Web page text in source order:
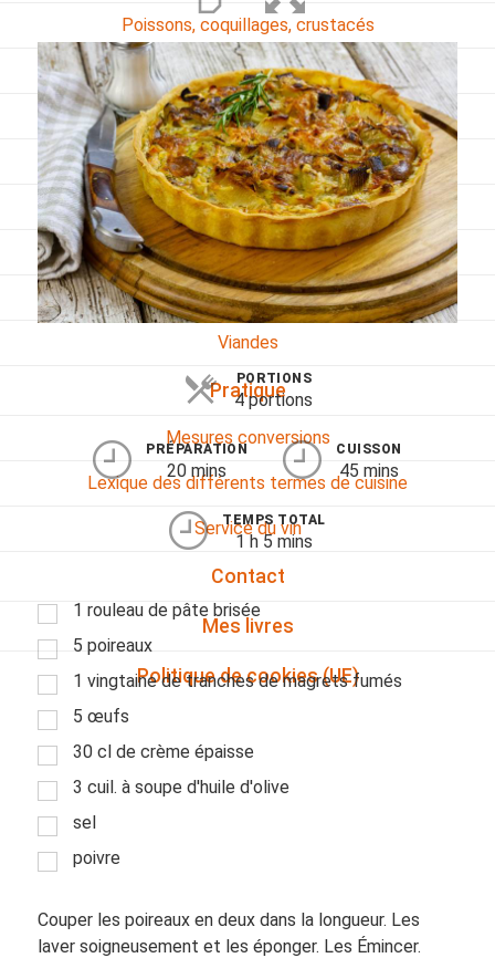
Poissons, coquillages, crustacés
Régime
Sans gluten
Sans lactose
Sans sel
Sauces et accompagnements
Végétarien
Viandes
Pratique
Mesures conversions
Lexique des différents termes de cuisine
Service du vin
Contact
Mes livres
Politique de cookies (UE)
PORTIONS
4 portions
PRÉPARATION
20 mins
CUISSON
45 mins
TEMPS TOTAL
1 h 5 mins
1 rouleau de pâte brisée
5 poireaux
1 vingtaine de tranches de magrets fumés
5 œufs
30 cl de crème épaisse
3 cuil. à soupe d'huile d'olive
sel
poivre
Couper les poireaux en deux dans la longueur. Les
laver soigneusement et les éponger. Les Émincer.